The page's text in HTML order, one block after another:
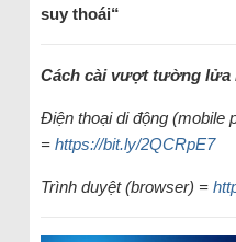
suy thoái“
Cách cài vượt tường lửa
Điện thoại di động (mobile
= https://bit.ly/2QCRpE7
Trình duyệt (browser) =